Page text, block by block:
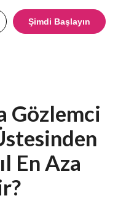
Şimdi Başlayın
Gözlemci
En Aza